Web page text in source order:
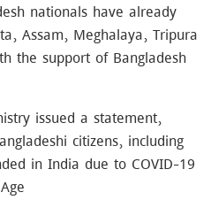
nationals have already
Assam, Meghalaya, Tripura
the support of Bangladesh
issued a statement,
citizens, including
in India due to COVID-19